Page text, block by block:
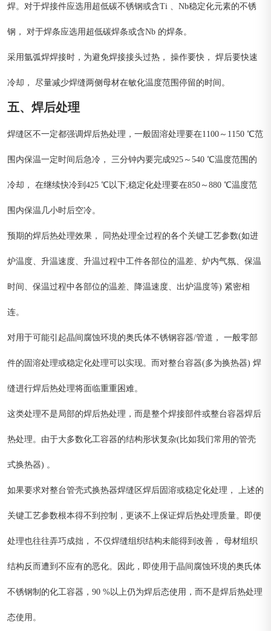
焊。对于焊接件应选用超低碳不锈钢或含Ti 、Nb稳定化元素的不锈
钢， 对于焊条应选用超低碳焊条或含Nb 的焊条。
采用氩弧焊焊接时，为避免焊接接头过热， 操作要快， 焊后要快速
冷却， 尽量减少焊缝两侧母材在敏化温度范围停留的时间。
五、焊后处理
焊缝区不一定都强调焊后热处理，一般固溶处理要在1100～1150 ℃范
围内保温一定时间后急冷， 三分钟内要完成925～540 ℃温度范围的
冷却， 在继续快冷到425 ℃以下;稳定化处理要在850～880 ℃温度范
围内保温几小时后空冷。
预期的焊后热处理效果， 同热处理全过程的各个关键工艺参数(如进
炉温度、升温速度、升温过程中工件各部位的温差、炉内气氛、保温
时间、保温过程中各部位的温差、降温速度、出炉温度等) 紧密相
连。
对用于可能引起晶间腐蚀环境的奥氏体不锈钢容器/管道， 一般零部
件的固溶处理或稳定化处理可以实现。而对整台容器(多为换热器) 焊
缝进行焊后热处理将面临重重困难。
这类处理不是局部的焊后热处理，而是整个焊接部件或整台容器焊后
热处理。由于大多数化工容器的结构形状复杂(比如我们常用的管壳
式换热器) 。
如果要求对整台管壳式换热器焊缝区焊后固溶或稳定化处理， 上述的
关键工艺参数根本得不到控制，更谈不上保证焊后热处理质量。即便
处理也往往弄巧成拙， 不仅焊缝组织结构未能得到改善， 母材组织
结构反而遭到不应有的恶化。因此，即使用于晶间腐蚀环境的奥氏体
不锈钢制的化工容器，90 %以上仍为焊后态使用，而不是焊后热处理
态使用。